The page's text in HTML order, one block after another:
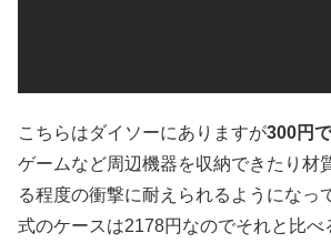
こちらはダイソーにありますが300円
ゲームなど周辺機器を収納できたり材
る程度の衝撃に耐えられるようになっ
式のケースは2178円なのでそれと比べ